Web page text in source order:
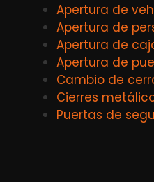
Apertura de
Apertura de
Apertura de
Apertura de
Cambio de
Cierres
Puertas de